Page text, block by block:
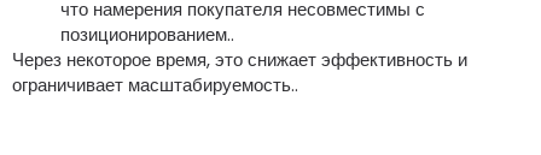
что намерения покупателя несовместимы с
позиционированием..
Через некоторое время, это снижает эффективность и
ограничивает масштабируемость..